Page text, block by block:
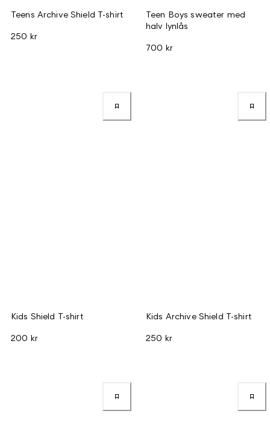
Teens Archive Shield T-shirt
250 kr
Teen Boys sweater med
halv lynlås
700 kr
Kids Shield T-shirt
200 kr
Kids Archive Shield T-shirt
250 kr